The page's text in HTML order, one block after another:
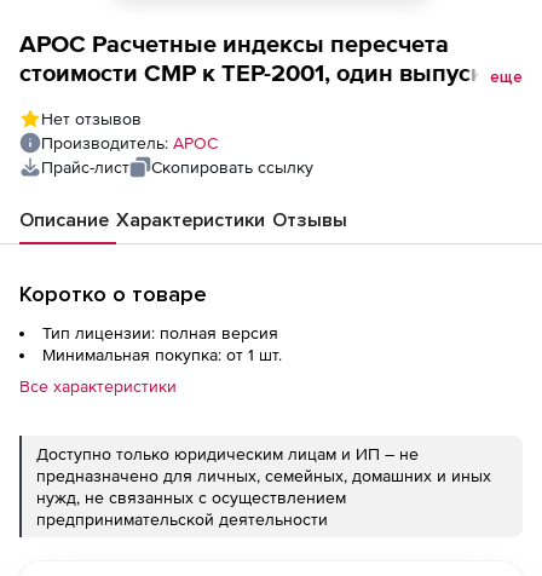
АРОС Расчетные индексы пересчета
стоимости СМР к ТЕР-2001, один выпуск
Забайкальский край 1-е рабочее место
еще
Нет отзывов
Производитель: АРОС
Прайс-лист
Скопировать ссылку
Описание Характеристики Отзывы
Коротко о товаре
Тип лицензии: полная версия
Минимальная покупка: от 1 шт.
Все характеристики
Доступно только юридическим лицам и ИП – не
предназначено для личных, семейных, домашних и иных
нужд, не связанных с осуществлением
предпринимательской деятельности